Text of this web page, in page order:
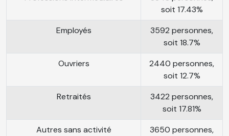
soit 17.43%
Employés
3592 personnes,
soit 18.7%
Ouvriers
2440 personnes,
soit 12.7%
Retraités
3422 personnes,
soit 17.81%
Autres sans activité
3650 personnes,